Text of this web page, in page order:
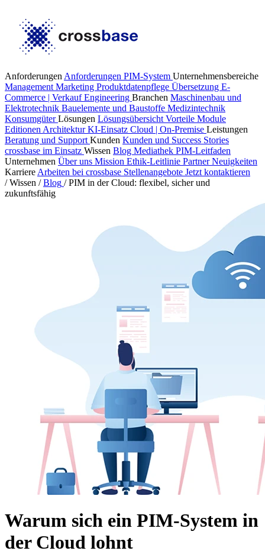
Anforderungen Anforderungen PIM-System Unternehmensbereiche
Management Marketing Produktdatenpflege Übersetzung E-
Commerce | VerkaufEngineering Branchen Maschinenbau und
Elektrotechnik Bauelemente und Baustoffe Medizintechnik
KonsumgüterLösungen Lösungsübersicht Vorteile Module
Editionen ArchitekturKI-Einsatz Cloud | On-Premise Leistungen
Beratung und Support Kunden Kunden und Success Stories
crossbase im Einsatz Wissen Blog Mediathek PIM-Leitfaden
Unternehmen Über uns Mission Ethik-Leitlinie PartnerNeuigkeiten
Karriere Arbeiten bei crossbase Stellenangebote Jetzt kontaktieren
/ Wissen / Blog / PIM in der Cloud: flexibel, sicher und
zukunftsfähig
Warum sich ein PIM-System in
der Cloud lohnt